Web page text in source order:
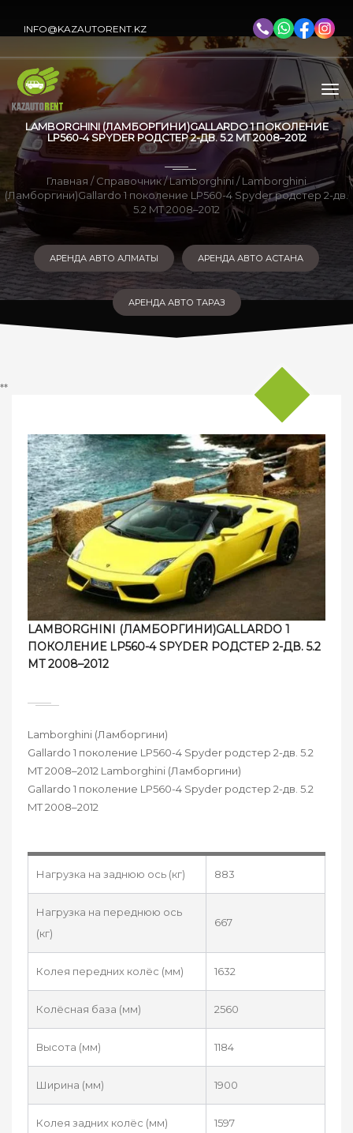
INFO@KAZAUTORENT.KZ
LAMBORGHINI (ЛАМБОРГИНИ)GALLARDO 1 ПОКОЛЕНИЕ
LP560-4 SPYDER РОДСТЕР 2-ДВ. 5.2 MT 2008–2012
Главная /Справочник/Lamborghini/ Lamborghini
(Ламборгини)Gallardo 1 поколение LP560-4 Spyder родстер 2-дв.
5.2 MT 2008–2012
АРЕНДА АВТО АЛМАТЫ АРЕНДА АВТО АСТАНА
АРЕНДА АВТО ТАРАЗ
**
LAMBORGHINI (ЛАМБОРГИНИ)GALLARDO 1
ПОКОЛЕНИЕ LP560-4 SPYDER РОДСТЕР 2-ДВ. 5.2
MT 2008–2012
Lamborghini (Ламборгини)
Gallardo 1 поколение LP560-4 Spyder родстер 2-дв. 5.2
MT 2008–2012 Lamborghini (Ламборгини)
Gallardo 1 поколение LP560-4 Spyder родстер 2-дв. 5.2
MT 2008–2012
Нагрузка на заднюю ось (кг) 883
Нагрузка на переднюю ось
(кг)
667
Колея передних колёс (мм) 1632
Колёсная база (мм) 2560
Высота (мм) 1184
Ширина (мм) 1900
Колея задних колёс (мм) 1597